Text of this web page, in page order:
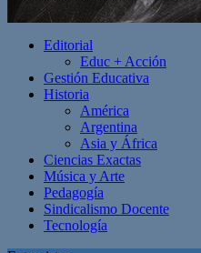
Editorial
Educ + Acción
Gestión Educativa
Historia
América
Argentina
Asia y África
Ciencias Exactas
Música y Arte
Pedagogía
Sindicalismo Docente
Tecnología